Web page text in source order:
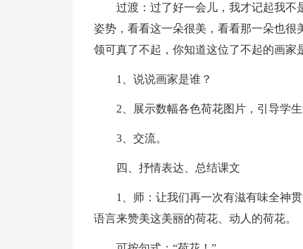
过渡：过了好一会儿，我才记起我不
姿势，看看这一朵很美，看看那一朵也
领可真了不起，你知道这位了不起的画家
1、说说画家是谁？
2、展示数幅各色荷花图片，引导学
3、交流。
四、抒情表达、总结课文
1、师：让我们再一次有滋有味全神
语言来赞美这美丽的荷花、动人的荷花。